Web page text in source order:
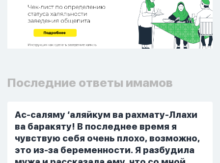
Последние ответы имамов
Ас-саляму ‘аляйкум ва рахмату-Ллахи
ва баракяту! В последнее время я
чувствую себя очень плохо, возможно,
это из-за беременности. Я разбудила